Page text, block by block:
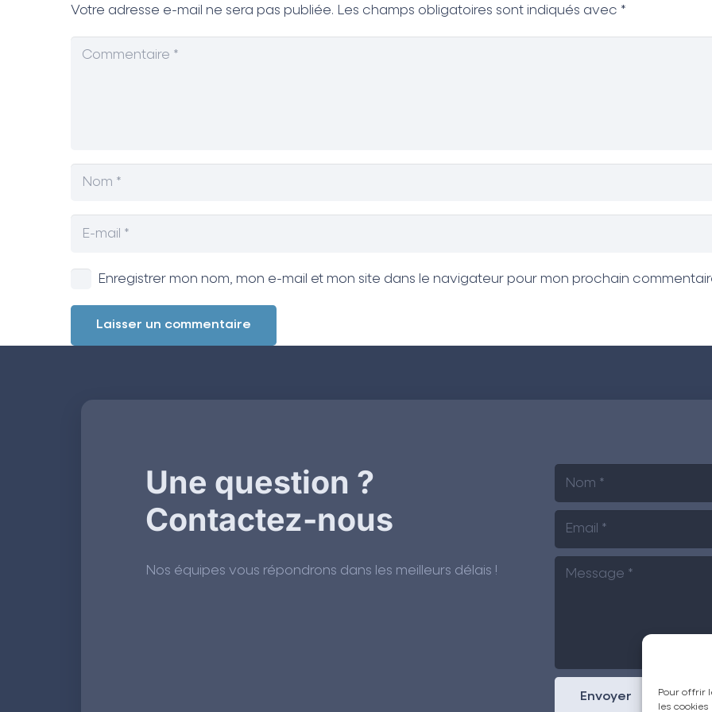
Pour offrir
les
Votre adresse e-mail ne sera pas publiée. Les champs obligatoires sont indiqués avec *
Enregistrer mon nom, mon e-mail et mon site dans le navigateur pour mon prochain
Laisser un commentaire
Une question ?
Contactez-nous
Nos équipes vous répondrons dans les meilleurs délais !
Envoyer